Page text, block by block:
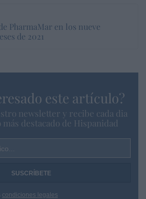
PharmaMar en los nueve
de 2021
este artículo?
newsletter y recibe cada dia
destacado de Hispanidad
condiciones legales